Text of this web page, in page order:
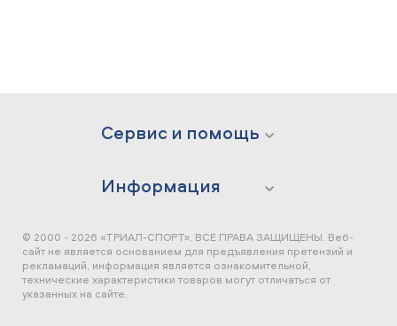
Сервис и помощь
Информация
© 2000 - 2026 «ТРИАЛ-СПОРТ». ВСЕ ПРАВА ЗАЩИЩЕНЫ. Веб-
сайт не является основанием для предъявления претензий и
рекламаций, информация является ознакомительной,
технические характеристики товаров могут отличаться от
указанных на сайте.